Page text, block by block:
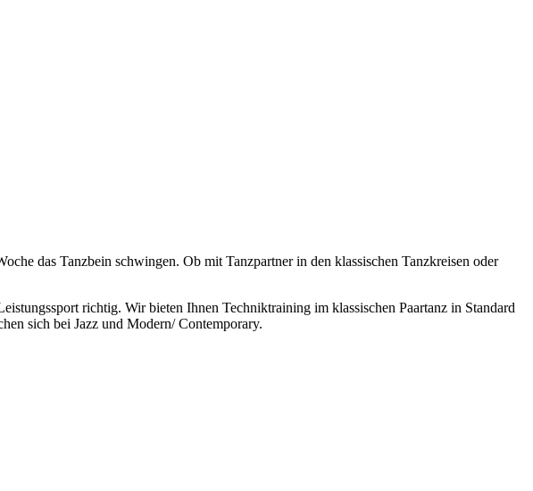
das Tanzbein schwingen. Ob mit Tanzpartner in den klassischen Tanzkreisen oder
richtig. Wir bieten Ihnen Techniktraining im klassischen Paartanz in Standard
sich bei Jazz und Modern/ Contemporary.